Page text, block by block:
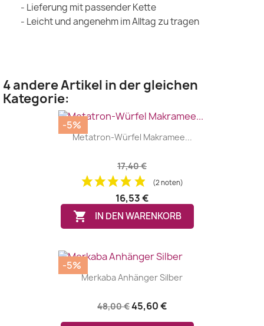
- Lieferung mit passender Kette
- Leicht und angenehm im Alltag zu tragen
4 andere Artikel in der gleichen
Kategorie:
Metatron-Würfel Makramee...
17,40 €
(2 noten)
16,53 €
 IN DEN WARENKORB
-5%
Merkaba Anhänger Silber
48,00 €45,60 €
-5%